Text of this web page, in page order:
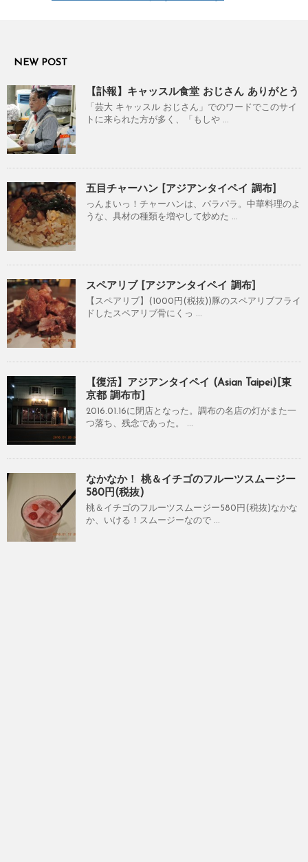
NEW POST
【訃報】キャッスル食堂 おじさん ありがとう
「芸大 キャッスル おじさん」でのワードでこのサイ
トに来られた方が多く、「もしや ...
五目チャーハン [アジアンタイペイ 調布]
っんまいっ！チャーハンは、パラパラ。中華料理のよ
うな、具材の種類を増やして炒めた ...
スペアリブ [アジアンタイペイ 調布]
【スペアリブ】(1000円(税抜))豚のスペアリブフライ
ドしたスペアリブ骨にくっ ...
【復活】アジアンタイペイ (Asian Taipei)[東
京都 調布市]
2016.01.16に閉店となった。調布の名店の灯がまた一
つ落ち、残念であった。 ...
なかなか！ 桃＆イチゴのフルーツスムージー
580円(税抜)
桃＆イチゴのフルーツスムージー580円(税抜)なかな
か、いける！スムージーなので ...